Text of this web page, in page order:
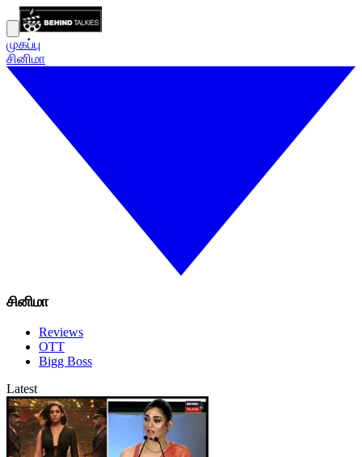
முகப்பு
சினிமா
சினிமா
Reviews
OTT
Bigg Boss
Latest